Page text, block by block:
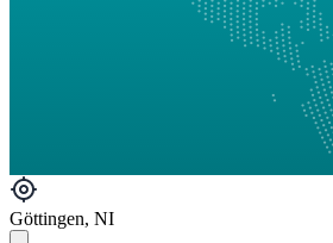
Göttingen, NI